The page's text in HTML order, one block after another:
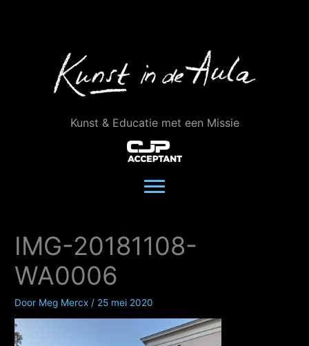
Kunst & Educatie met een Missie
IMG-20181108-
WA0006
Door Meg Mercx / 25 mei 2020